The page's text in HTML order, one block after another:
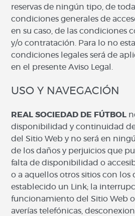
reservas de ningún tipo, de
condiciones generales de
en su caso, de las condiciones
y/o contratación. Para lo no
condiciones legales será de
en el presente Aviso Legal.
USO Y NAVEGACIÓN
REAL SOCIEDAD DE FÚTBOL
disponibilidad y continuidad
del Sitio Web y no será en
de los daños y perjuicios que
falta de disponibilidad o
o a aquellos otros sitios con los
establecido un Link; la
funcionamiento del Sitio Web
averías telefónicas,